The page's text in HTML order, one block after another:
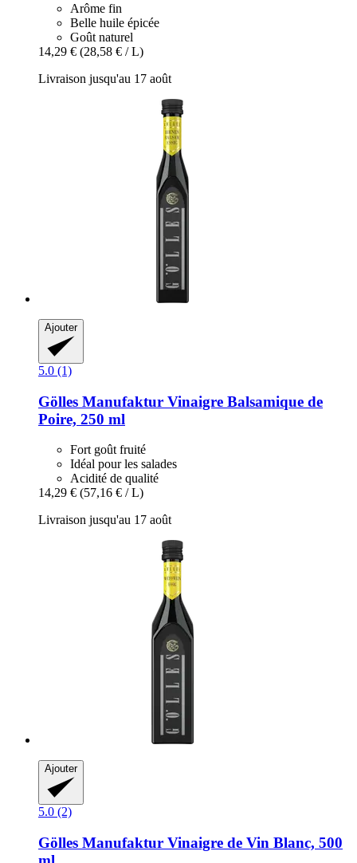
Arôme fin
Belle huile épicée
Goût naturel
14,29 € (28,58 € / L)
Livraison jusqu'au 17 août
Ajouter
5.0 (1)
Gölles Manufaktur Vinaigre Balsamique de
Poire, 250 ml
Fort goût fruité
Idéal pour les salades
Acidité de qualité
14,29 € (57,16 € / L)
Livraison jusqu'au 17 août
Ajouter
5.0 (2)
Gölles Manufaktur Vinaigre de Vin Blanc, 500